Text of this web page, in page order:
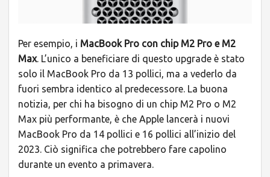
Per esempio, i MacBook Pro con chip M2 Pro e M2
Max. L’unico a beneficiare di questo upgrade è stato
solo il MacBook Pro da 13 pollici, ma a vederlo da
fuori sembra identico al predecessore. La buona
notizia, per chi ha bisogno di un chip M2 Pro o M2
Max più performante, è che Apple lancerà i nuovi
MacBook Pro da 14 pollici e 16 pollici all’inizio del
2023. Ciò significa che potrebbero fare capolino
durante un evento a primavera.